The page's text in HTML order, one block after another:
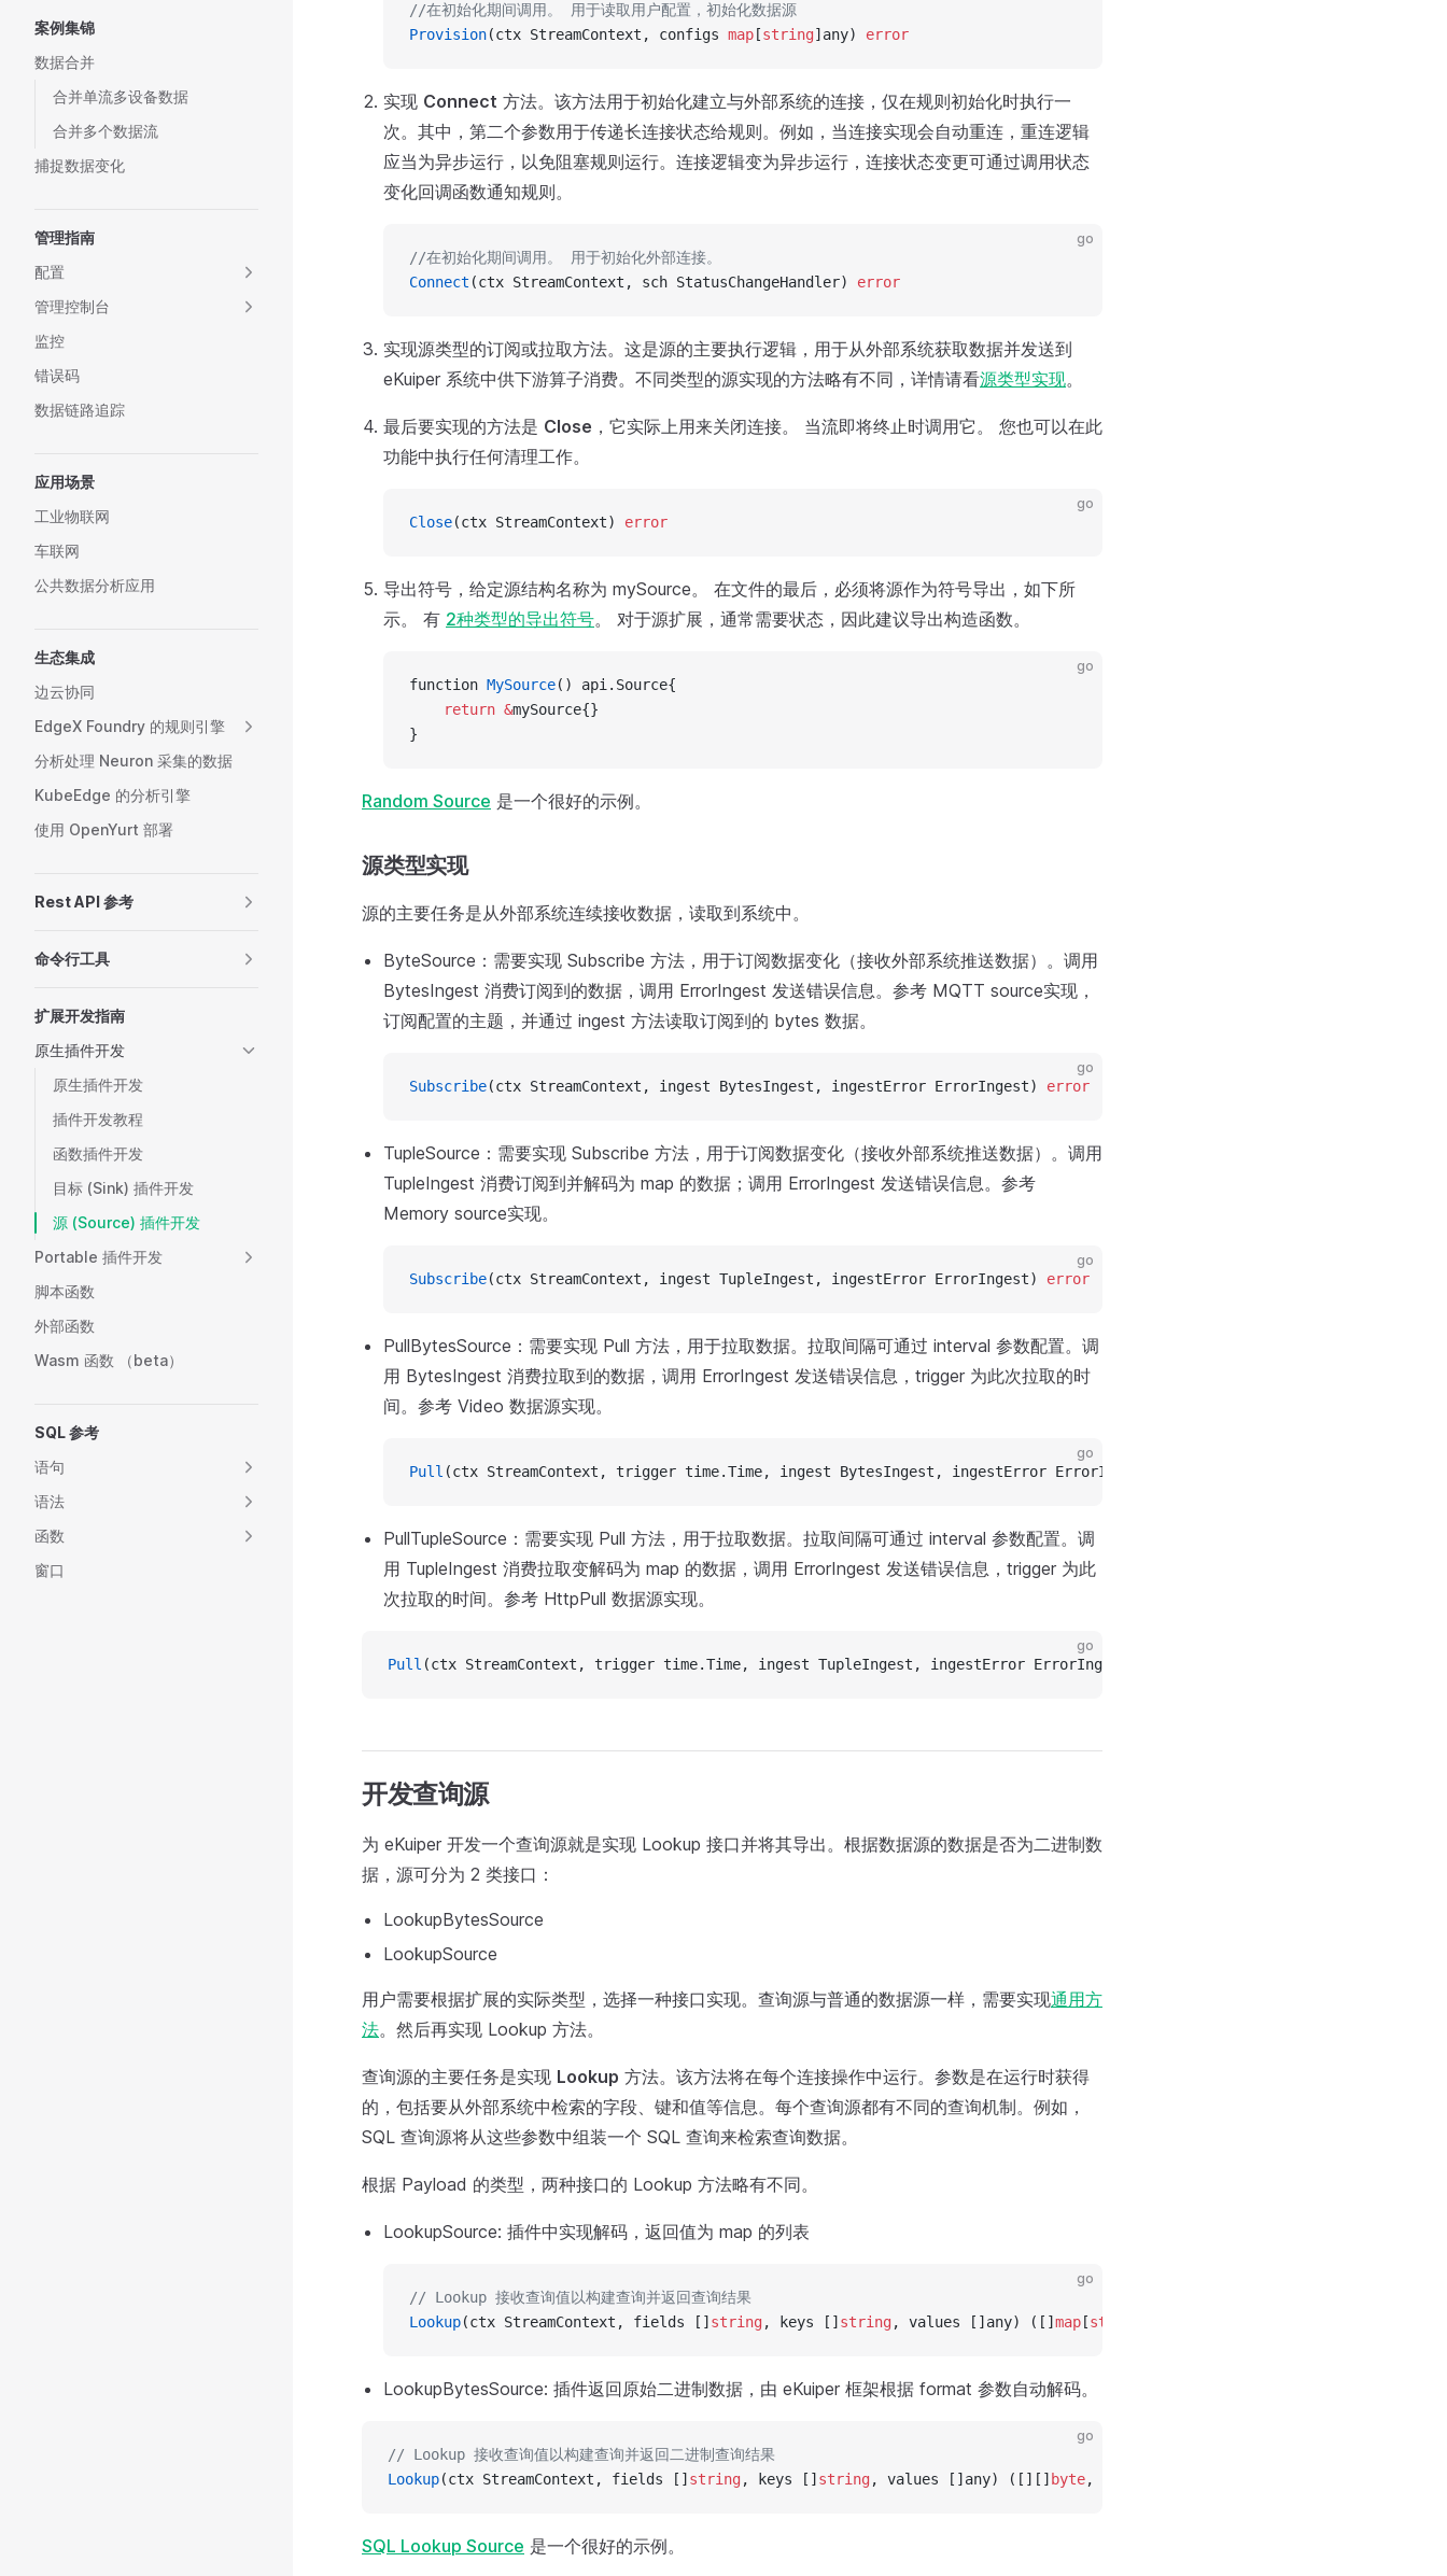
案例集锦
数据合并
合并单流多设备数据
合并多个数据流
捕捉数据变化
管理指南
配置
管理控制台
监控
错误码
数据链路追踪
应用场景
工业物联网
车联网
公共数据分析应用
生态集成
边云协同
EdgeX Foundry 的规则引擎
分析处理 Neuron 采集的数据
KubeEdge 的分析引擎
使用 OpenYurt 部署
Rest API 参考
命令行工具
扩展开发指南
原生插件开发
原生插件开发
插件开发教程
函数插件开发
目标 (Sink) 插件开发
源 (Source) 插件开发
Portable 插件开发
脚本函数
外部函数
Wasm 函数 （beta）
SQL 参考
语句
语法
函数
窗口
//在初始化期间调用。 用于读取用户配置，初始化数据源
Provision(ctx StreamContext, configs map [string]any) error
实现 Connect 方法。该方法用于初始化建立与外部系统的连接，仅在规则初始化时执行一
次。其中，第二个参数用于传递长连接状态给规则。例如，当连接实现会自动重连，重连逻辑
应当为异步运行，以免阻塞规则运行。连接逻辑变为异步运行，连接状态变更可通过调用状态
变化回调函数通知规则。
go
//在初始化期间调用。 用于初始化外部连接。
Connect (ctx StreamContext, sch StatusChangeHandler) error
实现源类型的订阅或拉取方法。这是源的主要执行逻辑，用于从外部系统获取数据并发送到
eKuiper 系统中供下游算子消费。不同类型的源实现的方法略有不同，详情请看源类型实现。
最后要实现的方法是 Close ，它实际上用来关闭连接。 当流即将终止时调用它。 您也可以在此
功能中执行任何清理工作。
go
Close(ctx StreamContext) error
导出符号，给定源结构名称为 mySource。 在文件的最后，必须将源作为符号导出，如下所
示。 有 2种类型的导出符号。 对于源扩展，通常需要状态，因此建议导出构造函数。
go
function MySource() api.Source{
    return
&mySource{}
}
Random Source 是一个很好的示例。
源类型实现
源的主要任务是从外部系统连续接收数据，读取到系统中。
ByteSource：需要实现 Subscribe 方法，用于订阅数据变化（接收外部系统推送数据）。调用
BytesIngest 消费订阅到的数据，调用 ErrorIngest 发送错误信息。参考 MQTT source实现，
订阅配置的主题，并通过 ingest 方法读取订阅到的 bytes 数据。
go
Subscribe(ctx StreamContext, ingest BytesIngest, ingestError ErrorIngest) error
TupleSource：需要实现 Subscribe 方法，用于订阅数据变化（接收外部系统推送数据）。调用
TupleIngest 消费订阅到并解码为 map 的数据；调用 ErrorIngest 发送错误信息。参考
Memory source实现。
go
Subscribe(ctx StreamContext, ingest TupleIngest, ingestError ErrorIngest) error
PullBytesSource：需要实现 Pull 方法，用于拉取数据。拉取间隔可通过 interval 参数配置。调
用 BytesIngest 消费拉取到的数据，调用 ErrorIngest 发送错误信息，trigger 为此次拉取的时
间。参考 Video 数据源实现。
go
Pull (ctx StreamContext, trigger time.Time, ingest BytesIngest, ingestError ErrorIngest)
PullTupleSource：需要实现 Pull 方法，用于拉取数据。拉取间隔可通过 interval 参数配置。调
用 TupleIngest 消费拉取变解码为 map 的数据，调用 ErrorIngest 发送错误信息，trigger 为此
次拉取的时间。参考 HttpPull 数据源实现。
go
Pull (ctx StreamContext, trigger time.Time, ingest TupleIngest, ingestError ErrorIngest)
开发查询源
为 eKuiper 开发一个查询源就是实现 Lookup 接口并将其导出。根据数据源的数据是否为二进制数
据，源可分为 2 类接口：
LookupBytesSource
LookupSource
用户需要根据扩展的实际类型，选择一种接口实现。查询源与普通的数据源一样，需要实现通用方
法。然后再实现 Lookup 方法。
查询源的主要任务是实现 Lookup 方法。该方法将在每个连接操作中运行。参数是在运行时获得
的，包括要从外部系统中检索的字段、键和值等信息。每个查询源都有不同的查询机制。例如，
SQL 查询源将从这些参数中组装一个 SQL 查询来检索查询数据。
根据 Payload 的类型，两种接口的 Lookup 方法略有不同。
LookupSource: 插件中实现解码，返回值为 map 的列表
go
// Lookup 接收查询值以构建查询并返回查询结果
Lookup(ctx StreamContext, fields [] string, keys [] string, values []any) ([] map [string
LookupBytesSource: 插件返回原始二进制数据，由 eKuiper 框架根据 format 参数自动解码。
go
// Lookup 接收查询值以构建查询并返回二进制查询结果
Lookup(ctx StreamContext, fields [] string, keys [] string, values []any) ([][] byte,
SQL Lookup Source 是一个很好的示例。